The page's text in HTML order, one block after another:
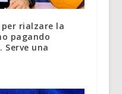
per rialzare la
pagando
Serve una